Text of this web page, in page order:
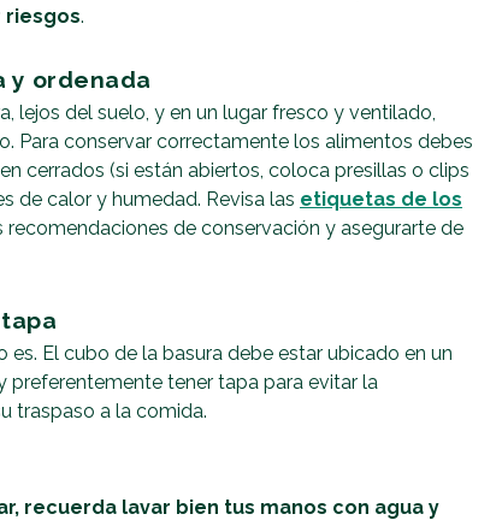
riesgos.
y ordenada
lejos del suelo, y en un lugar fresco y ventilado,
Para conservar correctamente los alimentos debes
cerrados (si están abiertos, coloca presillas o clips
de calor y humedad. Revisa las etiquetas de los
recomendaciones de conservación y asegurarte de
es. El cubo de la basura debe estar ubicado en un
preferentemente tener tapa para evitar la
traspaso a la comida.
recuerda lavar bien tus manos con agua y